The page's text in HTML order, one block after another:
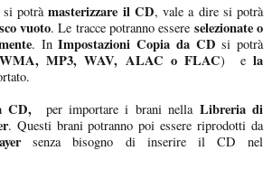
si potràmasterizzare il CD, vale a dire si potrà
vuoto. Le tracce potranno essere selezionate o
. InImpostazioni Copia da CD si potrà
WMA, MP3, WAV, ALAC o FLAC) ela
CD, per importare i brani nella Libreria di
. Questi brani potranno poi essere riprodotti da
senza bisogno di inserire il CD nel